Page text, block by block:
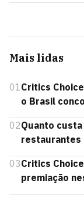
Mais lidas
01 Critics
o Brasil
02Quanto
restaurantes
03Critics
premiação